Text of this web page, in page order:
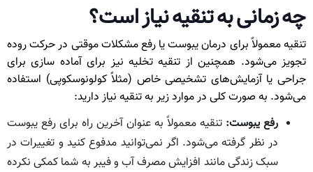
چه زمانی به تنقیه نیاز است؟
تنقیه معمولاً برای درمان یبوست یا رفع مشکلات موقتی در حرکت روده
تجویز می‌شود. همچنین از تنقیه تخلیه نیز برای آماده‌ سازی برای
جراحی یا آزمایش‌های تشخیصی خاص (مثلاً کولونوسکوپی) استفاده
می‌شود. به صورت کلی در موارد زیر به تنقیه نیاز دارید:
رفع یبوست: تنقیه معمولاً به عنوان آخرین راه برای رفع یبوست
در نظر گرفته می‌شود. اگر نمی‌توانید مدفوع کنید و تغییرات در
سبک زندگی مانند افزایش مصرف آب و فیبر به شما کمکی نکرده